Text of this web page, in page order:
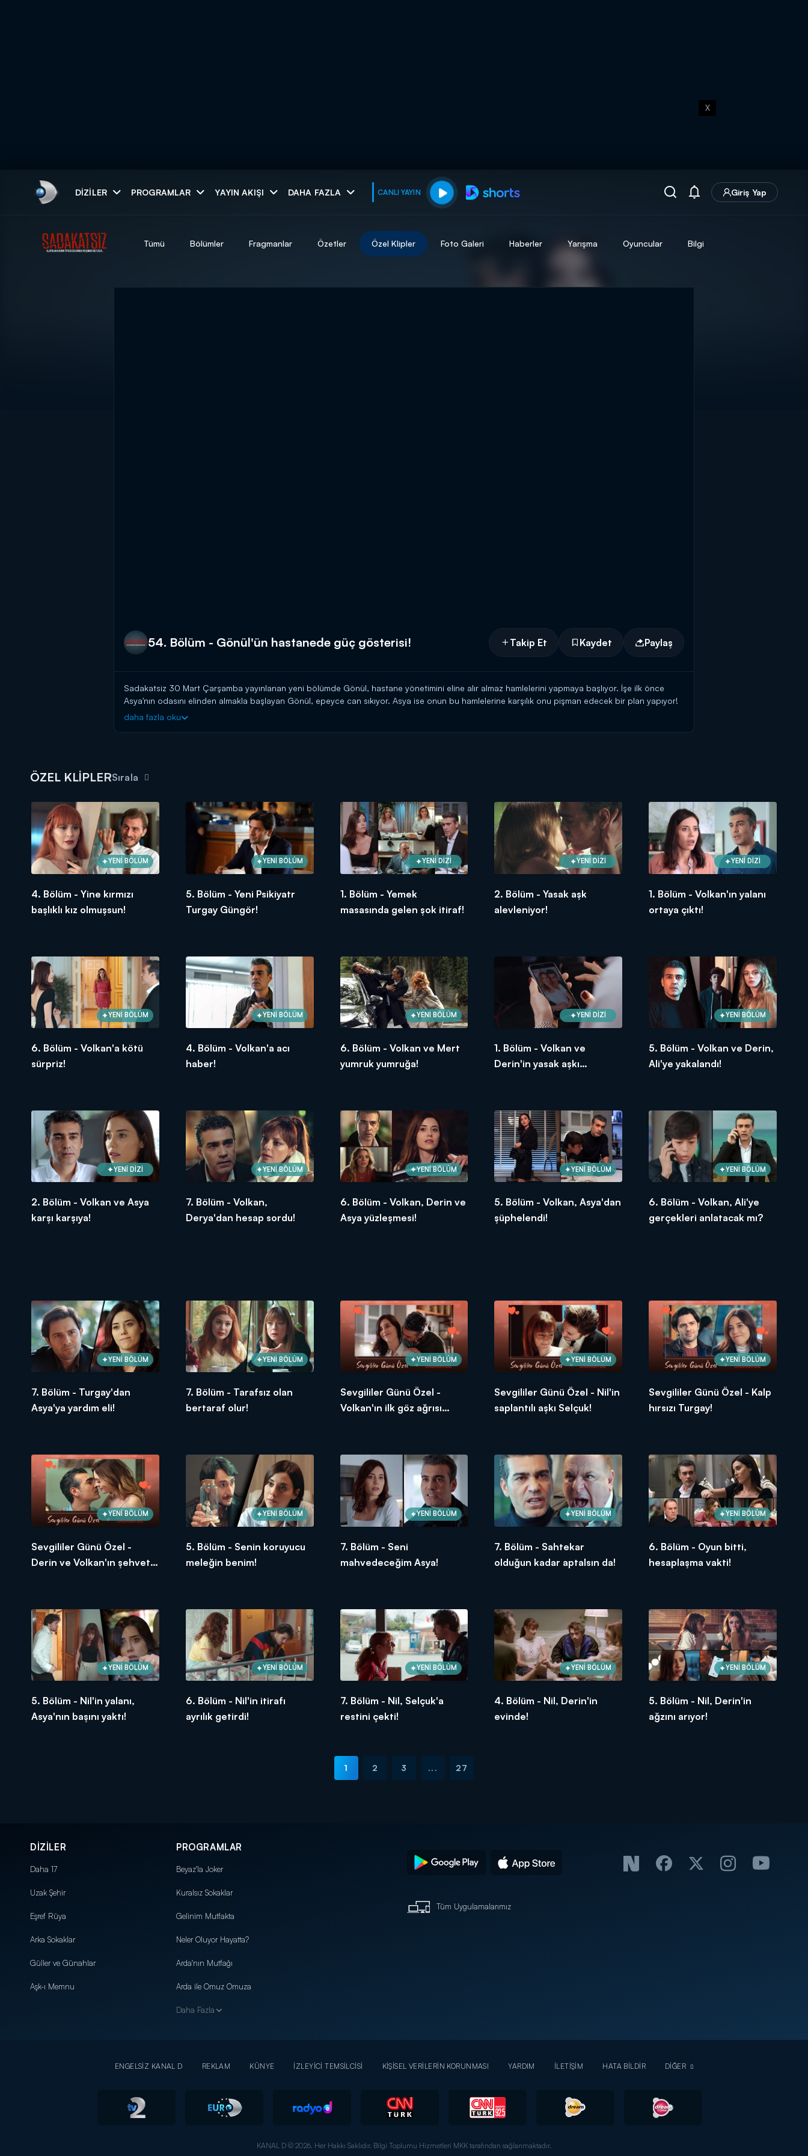
X
DIZILER PROGRAMLAR YAYIN AKIŞI DAHA FAZLA CANLI YAYIN Giriş Yap
muhteşem ikili
Tümü Bölümler Fragmanlar Özetler Özel Klipler Foto Galeri Haberler Yarışma Oyuncular Bilgi
54. Bölüm - Gönül'ün hastanede güç gösterisi! Takip Et Kaydet Paylaş
Sadakatsiz 30 Mart Çarşamba yayınlanan yeni bölümde Gönül, hastane yönetimini eline alır almaz hamlelerini yapmaya başlıyor. İşe ilk önce
Asya'nın odasını elinden almakla başlayan Gönül, epeyce can sıkıyor. Asya ise onun bu hamlelerine karşılık onu pişman edecek bir plan yapıyor!
Peki Gönül geri adım atacak mı yoksa hırsı ona daha da ileri gitmesini mi söyleyecek?
daha fazla oku
ÖZEL KLİPLERSırala
YENİ BÖLÜM
4. Bölüm - Yine kırmızı
başlıklı kız olmuşsun!
YENİ BÖLÜM
5. Bölüm - Yeni Psikiyatr
Turgay Güngör!
YENİ DİZİ
1. Bölüm - Yemek
masasında gelen şok itiraf!
YENİ DİZİ
2. Bölüm - Yasak aşk
alevleniyor!
YENİ DİZİ
1. Bölüm - Volkan'ın yalanı
ortaya çıktı!
YENİ BÖLÜM
6. Bölüm - Volkan'a kötü
sürpriz!
YENİ BÖLÜM
4. Bölüm - Volkan'a acı
haber!
YENİ BÖLÜM
6. Bölüm - Volkan ve Mert
yumruk yumruğa!
YENİ DİZİ
1. Bölüm - Volkan ve
Derin'in yasak aşkı
YENİ BÖLÜM
5. Bölüm - Volkan ve Derin,
Ali'ye yakalandı!
YENİ DİZİ
2. Bölüm - Volkan ve Asya
karşı karşıya!
YENİ BÖLÜM
7. Bölüm - Volkan,
Derya'dan hesap sordu!
YENİ BÖLÜM
6. Bölüm - Volkan, Derin ve
Asya yüzleşmesi!
YENİ BÖLÜM
5. Bölüm - Volkan, Asya'dan
şüphelendi!
YENİ BÖLÜM
6. Bölüm - Volkan, Ali'ye
gerçekleri anlatacak mı?
YENİ BÖLÜM
7. Bölüm - Turgay'dan
Asya'ya yardım eli!
YENİ BÖLÜM
7. Bölüm - Tarafsız olan
bertaraf olur!
YENİ BÖLÜM
Sevgililer Günü Özel -
Volkan'ın ilk göz ağrısı
YENİ BÖLÜM
Sevgililer Günü Özel - Nil'in
saplantılı aşkı Selçuk!
YENİ BÖLÜM
Sevgililer Günü Özel - Kalp
hırsızı Turgay!
YENİ BÖLÜM
Sevgililer Günü Özel -
Derin ve Volkan'ın şehvet
YENİ BÖLÜM
5. Bölüm - Senin koruyucu
meleğin benim!
YENİ BÖLÜM
7. Bölüm - Seni
mahvedeceğim Asya!
YENİ BÖLÜM
7. Bölüm - Sahtekar
olduğun kadar aptalsın da!
YENİ BÖLÜM
6. Bölüm - Oyun bitti,
hesaplaşma vakti!
YENİ BÖLÜM
5. Bölüm - Nil'in yalanı,
Asya'nın başını yaktı!
YENİ BÖLÜM
6. Bölüm - Nil'in itirafı
ayrılık getirdi!
YENİ BÖLÜM
7. Bölüm - Nil, Selçuk'a
restini çekti!
YENİ BÖLÜM
4. Bölüm - Nil, Derin'in
evinde!
YENİ BÖLÜM
5. Bölüm - Nil, Derin'in
ağzını arıyor!
1 2 3 ... 27
DİZİLER
Daha 17
Uzak Şehir
Eşref Rüya
Arka Sokaklar
Güller ve Günahlar
Aşk-ı Memnu
PROGRAMLAR
Beyaz'la Joker
Kuralsız Sokaklar
Gelinim Mutfakta
Neler Oluyor Hayatta?
Arda'nın Mutfağı
Arda ile Omuz Omuza
Daha Fazla
Tüm Uygulamalarımız
ENGELSİZ KANAL D REKLAM KÜNYE İZLEYİCİ TEMSİLCİSİ KİŞİSEL VERİLERİN KORUNMASI YARDIM İLETİŞİM HATA BİLDİR DİĞER
KANAL D © 2026. Her Hakkı Saklıdır. Bilgi Toplumu Hizmetleri MKK tarafından sağlanmaktadır.